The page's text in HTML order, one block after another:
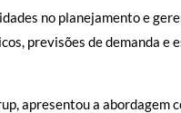
no planejamento e
previsões de demanda e
apresentou a abordagem